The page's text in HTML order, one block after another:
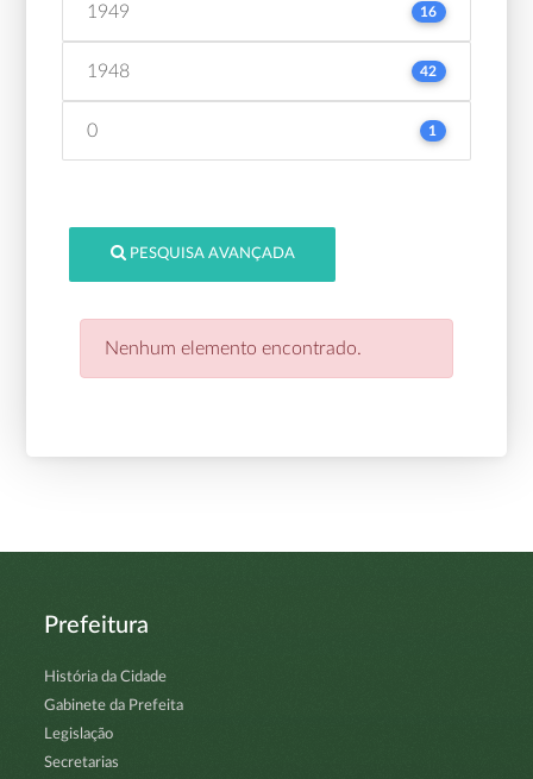
1949 16
1948 42
0 1
PESQUISA AVANÇADA
Nenhum elemento encontrado.
Prefeitura
História da Cidade
Gabinete da Prefeita
Legislação
Secretarias